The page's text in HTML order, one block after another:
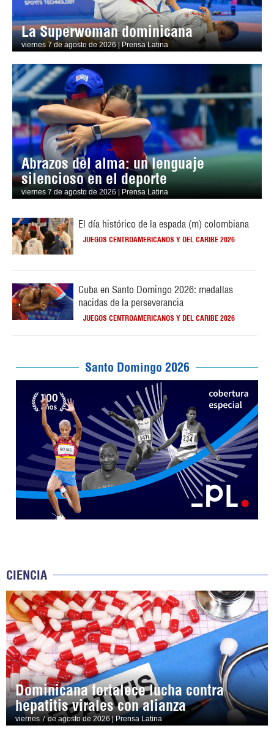
La Superwoman dominicana
viernes 7 de agosto de 2026 | Prensa Latina
Abrazos del alma: un lenguaje
silencioso en el deporte
viernes 7 de agosto de 2026 | Prensa Latina
El día histórico de la espada (m) colombiana
JUEGOS CENTROAMERICANOS Y DEL CARIBE 2026
Cuba en Santo Domingo 2026: medallas
nacidas de la perseverancia
JUEGOS CENTROAMERICANOS Y DEL CARIBE 2026
Santo Domingo 2026
CIENCIA
Dominicana fortalece lucha contra
hepatitis virales con alianza
viernes 7 de agosto de 2026 | Prensa Latina